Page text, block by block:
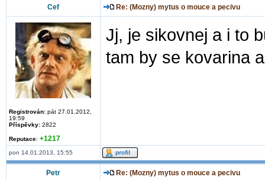
Cef Re: (Mozny) mytus o mouce a pecivu
Registrován: pát 27.01.2012,
19:59
Příspěvky: 2822
Reputace: +1217
Jj, je sikovnej a i to
tam by se kovarina
pon 14.01.2013, 15:55
Petr Re: (Mozny) mytus o mouce a pecivu